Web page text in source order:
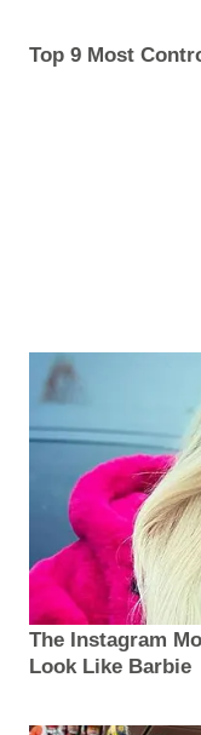
Top 9 Most
The Instagram
Look Like Barbie